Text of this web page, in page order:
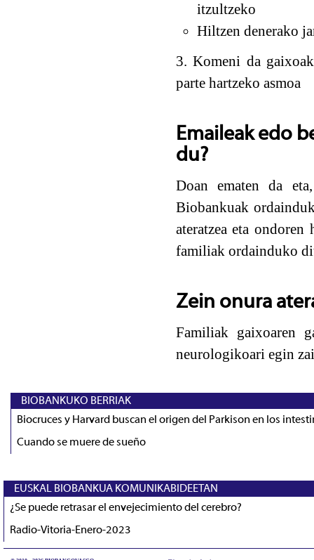
itzultzeko
Hiltzen denerako
3. Komeni da
parte hartzeko asmoa
Emaileak edo
du?
Doan ematen da
Biobankuak
ateratzea eta
familiak ordainduko
Zein onura
Familiak gaixoaren
neurologikoari egin
BIOBANKUKO BERRIAK
Biocruces y Harvard buscan el origen del Parkison en los
Cuando se muere de sueño
EUSKAL BIOBANKUA KOMUNIKABIDEETAN
¿Se puede retrasar el envejecimiento del cerebro?
Radio-Vitoria-Enero-2023